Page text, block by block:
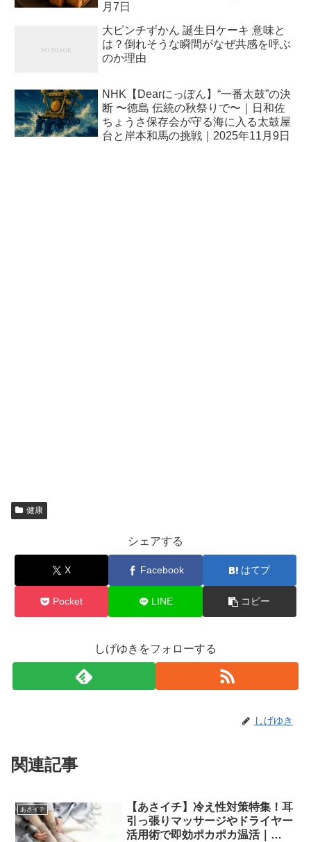
月7日
大ピンチずかん 誕生日ケーキ 意味と
は？倒れそうな瞬間がなぜ共感を呼ぶ
のか理由
NHK【Dearにっぽん】“一番太鼓”の決
断 〜徳島 伝統の秋祭りで〜｜日和佐
ちょうさ保存会が守る海に入る太鼓屋
台と岸本和馬の挑戦｜2025年11月9日
健康
シェアする
X Facebook はてブ
Pocket LINE コピー
しげゆきをフォローする
しげゆき
関連記事
あさイチ
【あさイチ】冷え性対策特集！耳
引っ張りマッサージやドライヤー
活用術で即効ポカポカ温活｜